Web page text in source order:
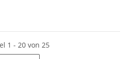
1 - 20 von 25